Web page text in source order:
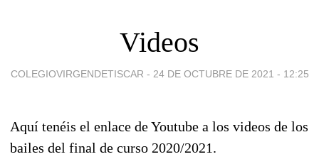
Videos
COLEGIOVIRGENDETISCAR - 24 DE OCTUBRE DE 2021 - 12:25
Aquí tenéis el enlace de Youtube a los videos de los
bailes del final de curso 2020/2021.